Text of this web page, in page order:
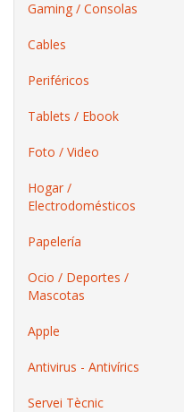
Gaming / Consolas
Cables
Periféricos
Tablets / Ebook
Foto / Video
Hogar /
Electrodomésticos
Papelería
Ocio / Deportes /
Mascotas
Apple
Antivirus - Antivírics
Servei Tècnic